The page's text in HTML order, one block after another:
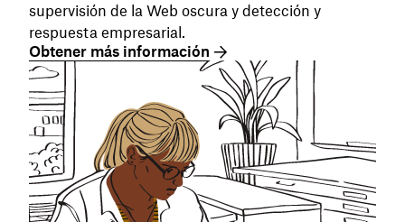
supervisión de la Web oscura y detección y
respuesta empresarial.
Obtener más información